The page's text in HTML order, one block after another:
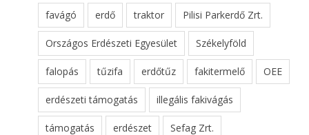
favágó erdő traktor Pilisi Parkerdő Zrt.
Országos Erdészeti Egyesület Székelyföld
falopás tűzifa erdőtűz fakitermelő OEE
erdészeti támogatás illegális fakivágás
támogatás erdészet Sefag Zrt.